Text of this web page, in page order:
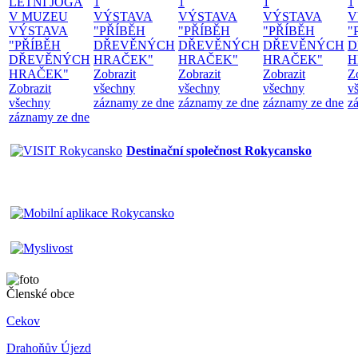
V MUZEU
VÝSTAVA
"PŘÍBĚH
DŘEVĚNÝCH
HRAČEK"
Zobrazit
všechny
záznamy ze dne
VÝSTAVA
"PŘÍBĚH
DŘEVĚNÝCH
HRAČEK"
Zobrazit
všechny
záznamy ze dne
VÝSTAVA
"PŘÍBĚH
DŘEVĚNÝCH
HRAČEK"
Zobrazit
všechny
záznamy ze dne
VÝSTAVA
"PŘÍBĚH
DŘEVĚNÝCH
HRAČEK"
Zobrazit
všechny
záznamy ze dne
Destinační společnost Rokycansko
Členské obce
Cekov
Drahoňův Újezd